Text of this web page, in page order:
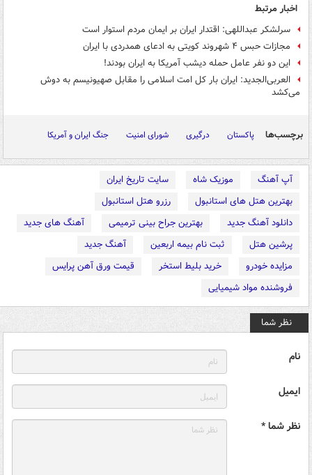
اخبار مرتبط
سرلشکر عبداللهی: اقتدار ایران بر ایمان مردم استوار است
مجازات حبس ۴ شهروند کویتی به ادعای همدردی با ایران
این دو نفر عامل حمله دیشب آمریکا به ایران بودند!
العربی‌الجدید: ایران بار کل امت اسلامی را مقابل صهیونیسم به دوش
می‌کشد
برچسب‌ها پاکستان درگیری شورای امنیت جنگ ایران و آمریکا
آپ آهنگ موزیک شاه
سایت تاریخ ایران
بهترین هتل های استانبول
رزرو هتل استانبول
دانلود آهنگ جدید
بهترین جراح بینی ترمیمی
آهنگ های جدید
پرشین هتل
ثبت نام بیمه اربعین
آهنگ جدید
مزایده خودرو
خرید بلیط استخر
قیمت ورق آهن پرایس
فروشنده مواد شیمیایی
نظر شما
نام
ایمیل
نظر شما *